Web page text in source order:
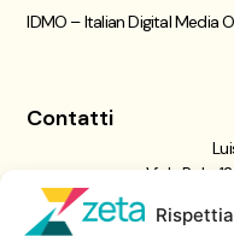
IDMO – Italian Digital Media
Contatti
Viale Pola,